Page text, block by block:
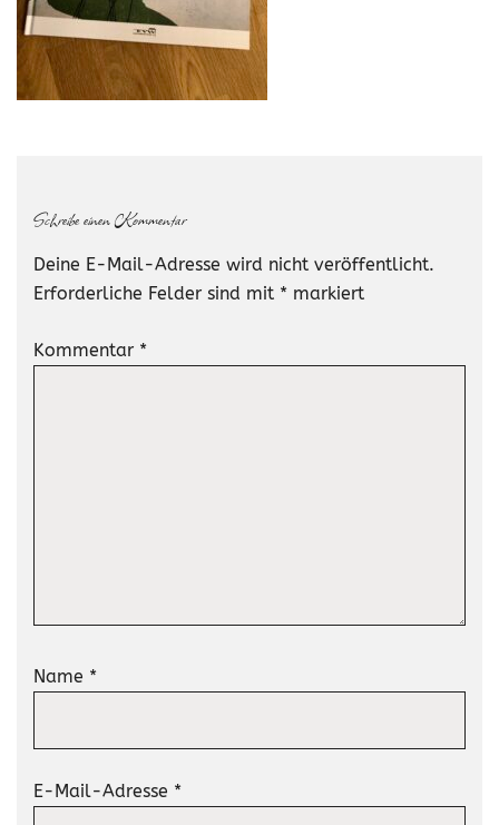
Schreibe einen Kommentar
Deine E-Mail-Adresse wird nicht veröffentlicht.
Erforderliche Felder sind mit * markiert
Kommentar *
Name *
E-Mail-Adresse *